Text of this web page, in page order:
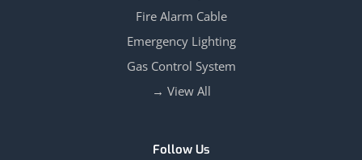
Fire Alarm Cable
Emergency Lighting
Gas Control System
View All →
Follow Us